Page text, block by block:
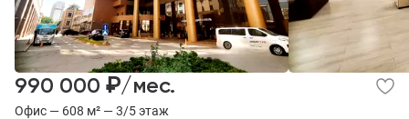
Офис — 608 м² — 3/5 этаж
990 000 ₽/мес.